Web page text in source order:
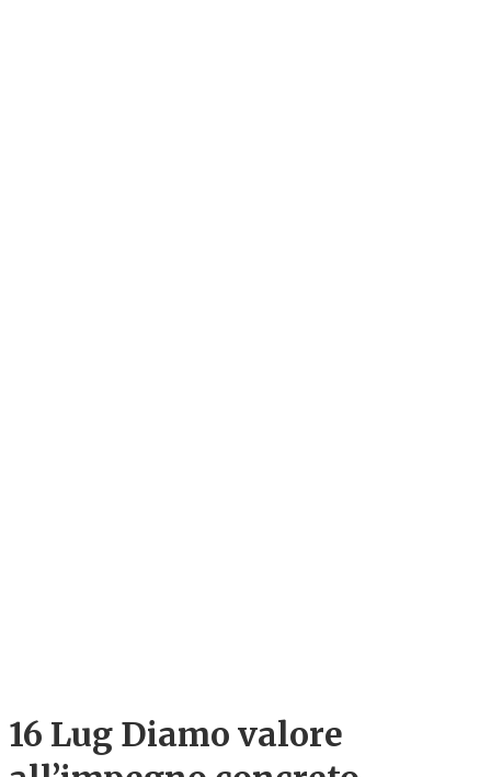
16 Lug Diamo valore